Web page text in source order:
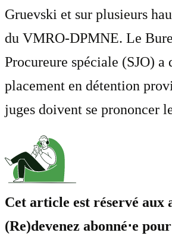
Gruevski et sur plusieurs
du VMRO-DPMNE. Le
Procureure spéciale (SJO) a
placement en détention
juges doivent se prononcer
Cet article est réservé aux
(Re)devenez abonné⋅e